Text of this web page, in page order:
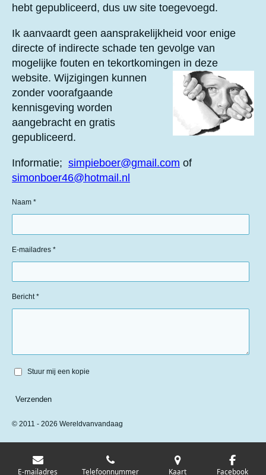
ehebt gepubliceerd, dus uw site toegevoegd.
Ik aanvaardt geen aansprakelijkheid voor enige
directe of indirecte schade ten gevolge van
mogelijke fouten en tekortkomingen in deze
website. Wijzigingen kunnen
zonder voorafgaande
kennisgeving worden
aangebracht en gratis
gepubliceerd.
Informatie; simpieboer@gmail.com of
simonboer46@hotmail.nl
Naam *
E-mailadres *
Bericht *
Stuur mij een kopie
Verzenden
© 2011 - 2026 Wereldvanvandaag
E-mailadres Telefoonnummer Kaart Facebook